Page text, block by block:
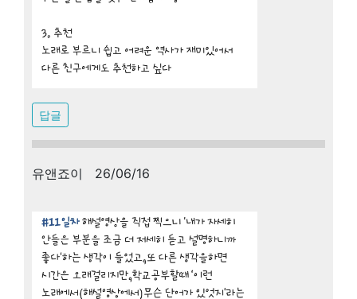
답글
유앤죠이 26/06/16